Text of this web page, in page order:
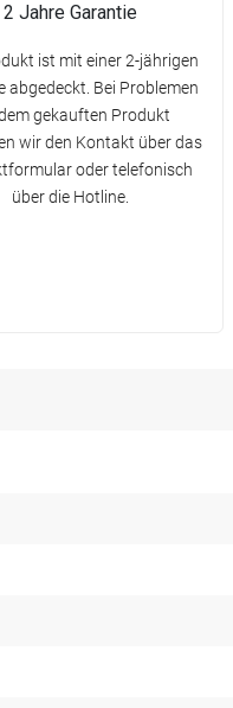
2 Jahre Garantie
ist mit einer 2-jährigen
abgedeckt. Bei Problemen
gekauften Produkt
wir den Kontakt über das
oder telefonisch
über die Hotline.